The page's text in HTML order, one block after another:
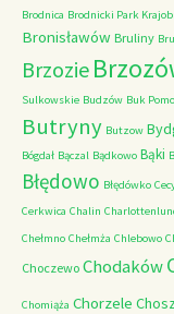
Brodnica Brodnicki Park
Bronisławów Bruliny
Brzozie
Sulkowskie Budzów Buk
Butryny Butzow
Bógdał Bączal Bądkowo Bąki
Błędowo Błędówko
Cerkwica Chalin
Chełmno Chełmża Chlebowo
Choczewo Chodaków
Chomiąża Chorzele